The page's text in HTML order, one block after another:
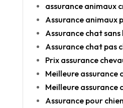
assurance animaux
Assurance animaux
Assurance chat sans
Assurance chat pas
Prix assurance
Meilleure assurance
Meilleure assurance
Assurance pour